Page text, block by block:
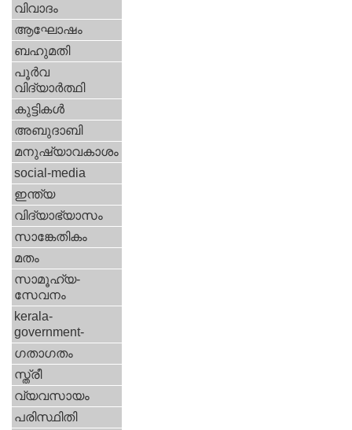
വിവാദം
ആഘോഷം
ബഹുമതി
പൂര്‍വ
വിദ്യാര്‍ത്ഥി
കുട്ടികള്‍
അബുദാബി
മനുഷ്യാവകാശം
social-media
ഇന്ത്യ
വിദ്യാഭ്യാസം
സാങ്കേതികം
മതം
സാമൂഹ്യ-
സേവനം
kerala-
government-
ഗതാഗതം
സ്ത്രീ
വ്യവസായം
പരിസ്ഥിതി